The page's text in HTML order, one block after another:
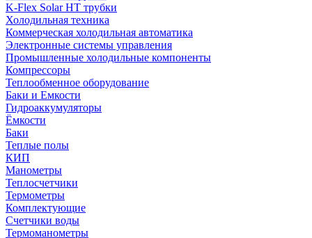
K-Flex Solar HT трубки
Холодильная техника
Коммерческая холодильная автоматика
Электронные системы управления
Промышленные холодильные компоненты
Компрессоры
Теплообменное оборудование
Баки и Емкости
Гидроаккумуляторы
Ёмкости
Баки
Теплые полы
КИП
Манометры
Теплосчетчики
Термометры
Комплектующие
Счетчики воды
Термоманометры